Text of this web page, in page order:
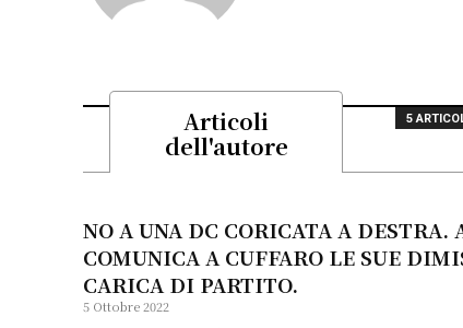
Articoli
dell'autore
5
NO A UNA DC CORICATA A DESTRA.
COMUNICA A CUFFARO LE SUE
CARICA DI PARTITO.
5 Ottobre 2022